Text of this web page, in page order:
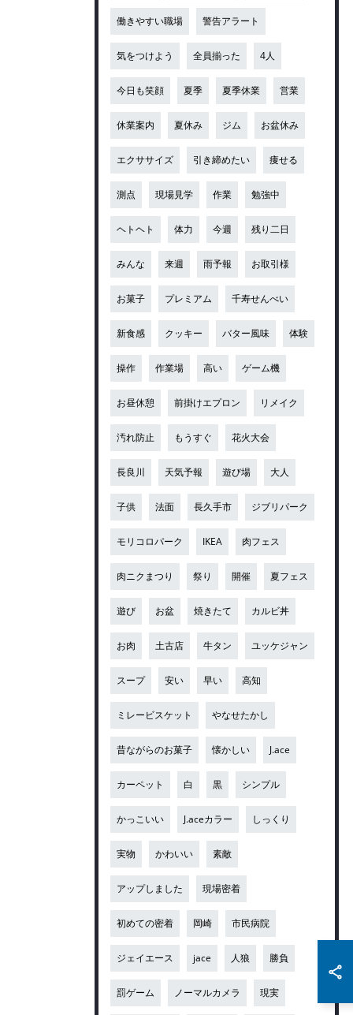
働きやすい職場 警告アラート
気をつけよう 全員揃った 4人
今日も笑顔 夏季 夏季休業 営業
休業案内 夏休み ジム お盆休み
エクササイズ 引き締めたい 痩せる
測点 現場見学 作業 勉強中
ヘトヘト 体力 今週 残り二日
みんな 来週 雨予報 お取引様
お菓子 プレミアム 千寿せんべい
新食感 クッキー バター風味 体験
操作 作業場 高い ゲーム機
お昼休憩 前掛けエプロン リメイク
汚れ防止 もうすぐ 花火大会
長良川 天気予報 遊び場 大人
子供 法面 長久手市 ジブリパーク
モリコロパーク IKEA 肉フェス
肉ニクまつり 祭り 開催 夏フェス
遊び お盆 焼きたて カルビ丼
お肉 土古店 牛タン ユッケジャン
スープ 安い 早い 高知
ミレービスケット やなせたかし
昔ながらのお菓子 懐かしい J.ace
カーペット 白 黒 シンプル
かっこいい J.aceカラー しっくり
実物 かわいい 素敵
アップしました 現場密着
初めての密着 岡崎 市民病院
ジェイエース jace 人狼 勝負
罰ゲーム ノーマルカメラ 現実